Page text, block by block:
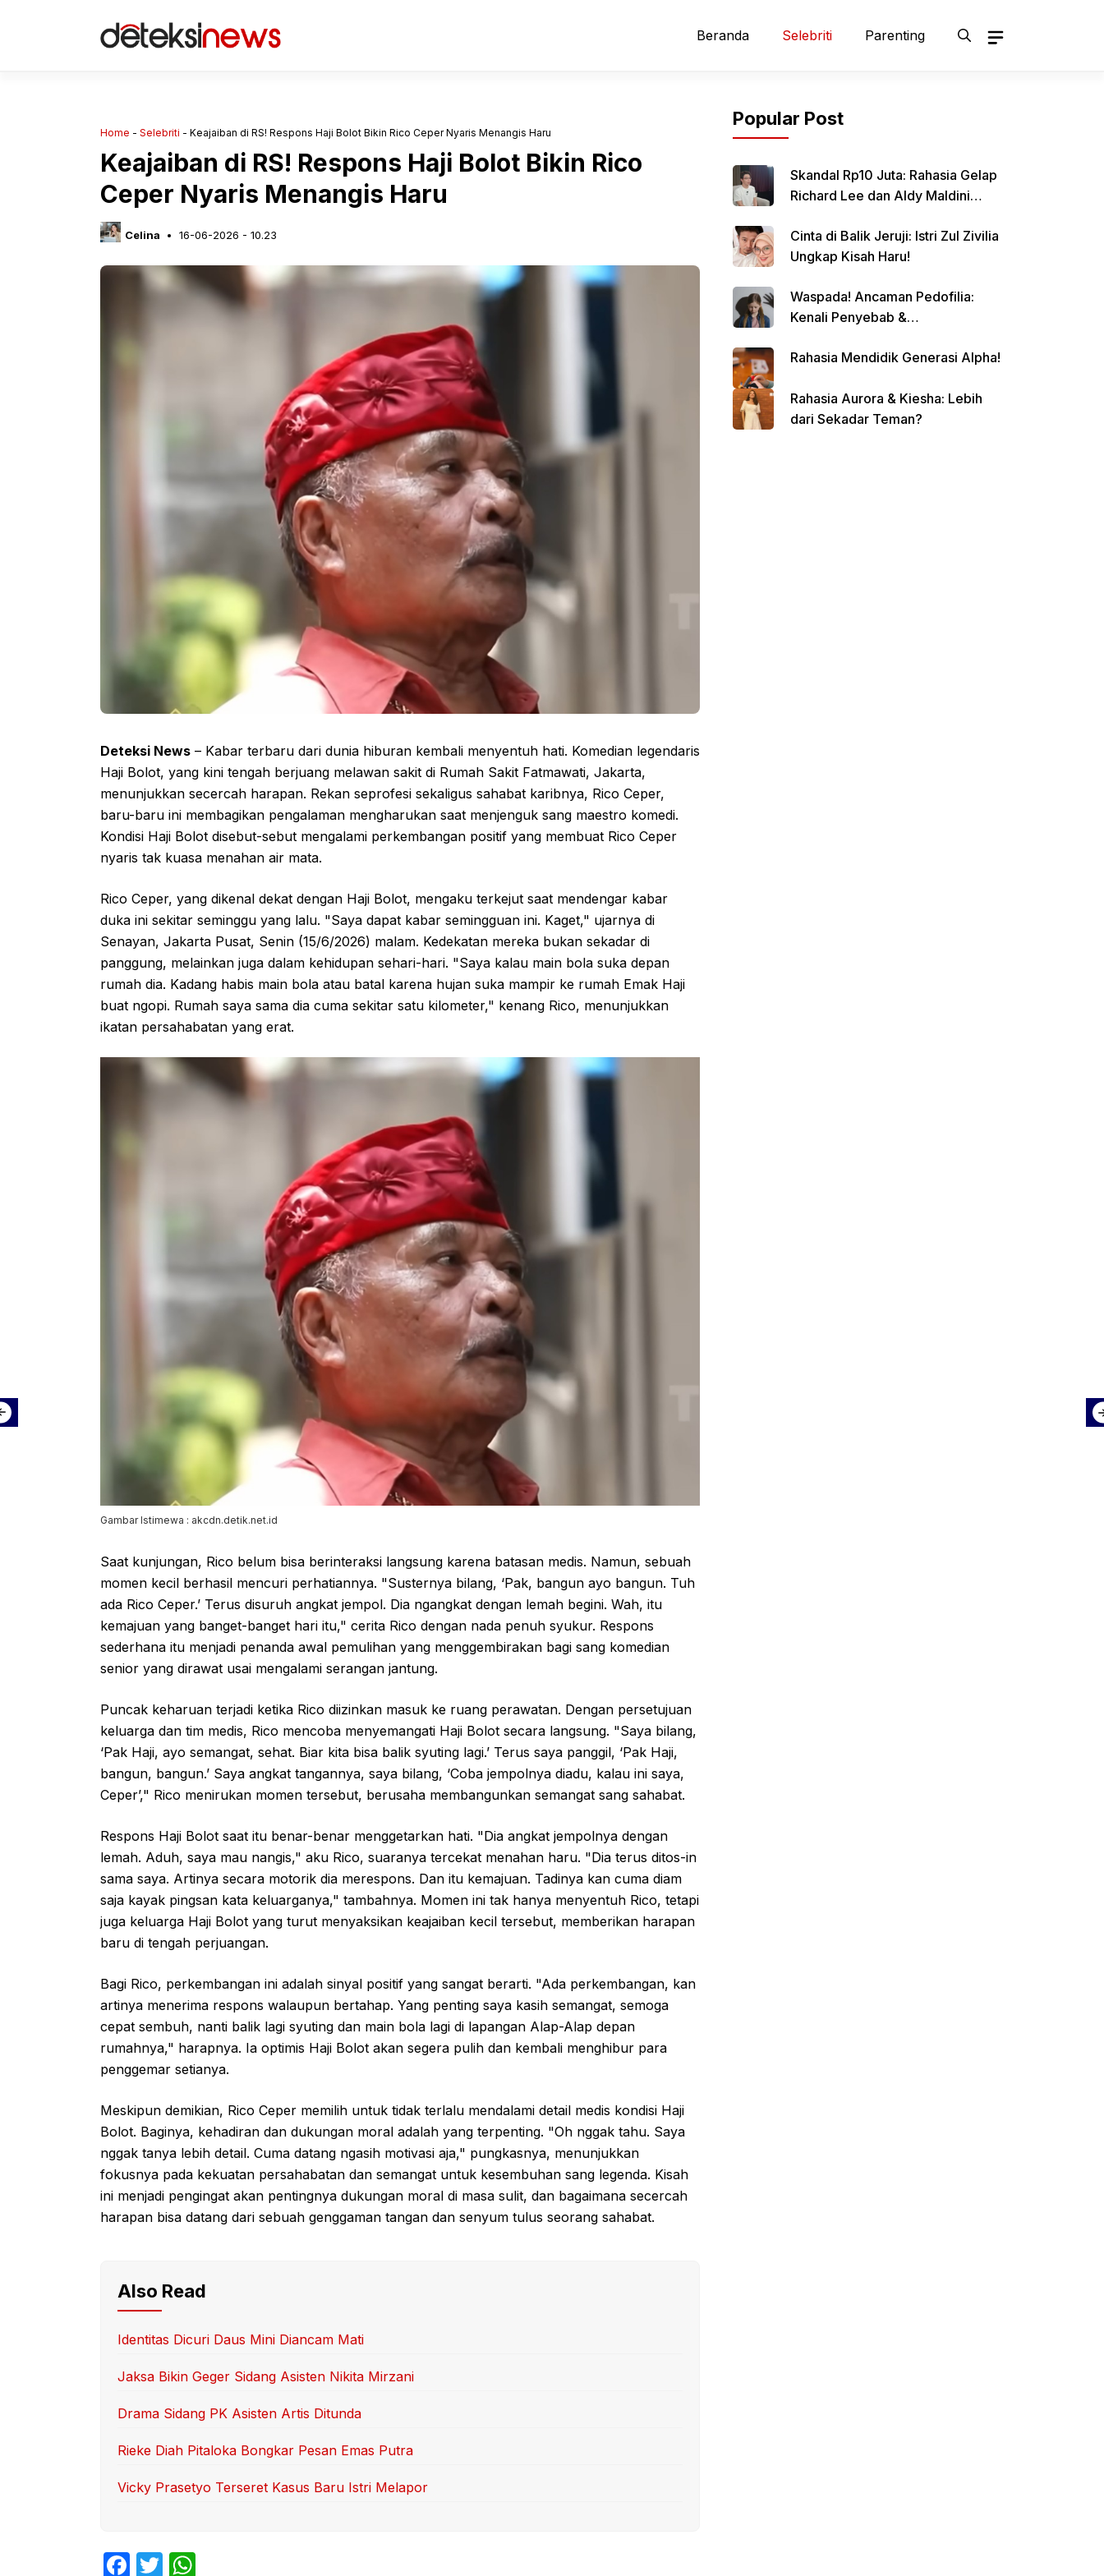
Beranda Selebriti Parenting
Home - Selebriti - Keajaiban di RS! Respons Haji Bolot Bikin Rico Ceper Nyaris Menangis Haru
Keajaiban di RS! Respons Haji Bolot Bikin Rico
Ceper Nyaris Menangis Haru
Celina 16-06-2026 - 10.23
Deteksi News – Kabar terbaru dari dunia hiburan kembali menyentuh hati. Komedian legendaris
Haji Bolot, yang kini tengah berjuang melawan sakit di Rumah Sakit Fatmawati, Jakarta,
menunjukkan secercah harapan. Rekan seprofesi sekaligus sahabat karibnya, Rico Ceper,
baru-baru ini membagikan pengalaman mengharukan saat menjenguk sang maestro komedi.
Kondisi Haji Bolot disebut-sebut mengalami perkembangan positif yang membuat Rico Ceper
nyaris tak kuasa menahan air mata.
Rico Ceper, yang dikenal dekat dengan Haji Bolot, mengaku terkejut saat mendengar kabar
duka ini sekitar seminggu yang lalu. "Saya dapat kabar semingguan ini. Kaget," ujarnya di
Senayan, Jakarta Pusat, Senin (15/6/2026) malam. Kedekatan mereka bukan sekadar di
panggung, melainkan juga dalam kehidupan sehari-hari. "Saya kalau main bola suka depan
rumah dia. Kadang habis main bola atau batal karena hujan suka mampir ke rumah Emak Haji
buat ngopi. Rumah saya sama dia cuma sekitar satu kilometer," kenang Rico, menunjukkan
ikatan persahabatan yang erat.
Gambar Istimewa : akcdn.detik.net.id
Saat kunjungan, Rico belum bisa berinteraksi langsung karena batasan medis. Namun, sebuah
momen kecil berhasil mencuri perhatiannya. "Susternya bilang, ‘Pak, bangun ayo bangun. Tuh
ada Rico Ceper.’ Terus disuruh angkat jempol. Dia ngangkat dengan lemah begini. Wah, itu
kemajuan yang banget-banget hari itu," cerita Rico dengan nada penuh syukur. Respons
sederhana itu menjadi penanda awal pemulihan yang menggembirakan bagi sang komedian
senior yang dirawat usai mengalami serangan jantung.
Puncak keharuan terjadi ketika Rico diizinkan masuk ke ruang perawatan. Dengan persetujuan
keluarga dan tim medis, Rico mencoba menyemangati Haji Bolot secara langsung. "Saya bilang,
‘Pak Haji, ayo semangat, sehat. Biar kita bisa balik syuting lagi.’ Terus saya panggil, ‘Pak Haji,
bangun, bangun.’ Saya angkat tangannya, saya bilang, ‘Coba jempolnya diadu, kalau ini saya,
Ceper’," Rico menirukan momen tersebut, berusaha membangunkan semangat sang sahabat.
Respons Haji Bolot saat itu benar-benar menggetarkan hati. "Dia angkat jempolnya dengan
lemah. Aduh, saya mau nangis," aku Rico, suaranya tercekat menahan haru. "Dia terus ditos-in
sama saya. Artinya secara motorik dia merespons. Dan itu kemajuan. Tadinya kan cuma diam
saja kayak pingsan kata keluarganya," tambahnya. Momen ini tak hanya menyentuh Rico, tetapi
juga keluarga Haji Bolot yang turut menyaksikan keajaiban kecil tersebut, memberikan harapan
baru di tengah perjuangan.
Bagi Rico, perkembangan ini adalah sinyal positif yang sangat berarti. "Ada perkembangan, kan
artinya menerima respons walaupun bertahap. Yang penting saya kasih semangat, semoga
cepat sembuh, nanti balik lagi syuting dan main bola lagi di lapangan Alap-Alap depan
rumahnya," harapnya. Ia optimis Haji Bolot akan segera pulih dan kembali menghibur para
penggemar setianya.
Meskipun demikian, Rico Ceper memilih untuk tidak terlalu mendalami detail medis kondisi Haji
Bolot. Baginya, kehadiran dan dukungan moral adalah yang terpenting. "Oh nggak tahu. Saya
nggak tanya lebih detail. Cuma datang ngasih motivasi aja," pungkasnya, menunjukkan
fokusnya pada kekuatan persahabatan dan semangat untuk kesembuhan sang legenda. Kisah
ini menjadi pengingat akan pentingnya dukungan moral di masa sulit, dan bagaimana secercah
harapan bisa datang dari sebuah genggaman tangan dan senyum tulus seorang sahabat.
Also Read
Identitas Dicuri Daus Mini Diancam Mati
Jaksa Bikin Geger Sidang Asisten Nikita Mirzani
Drama Sidang PK Asisten Artis Ditunda
Rieke Diah Pitaloka Bongkar Pesan Emas Putra
Vicky Prasetyo Terseret Kasus Baru Istri Melapor
F
T
Popular Post
Skandal Rp10 Juta: Rahasia Gelap
Richard Lee dan Aldy Maldini
Cinta di Balik Jeruji: Istri Zul Zivilia
Ungkap Kisah Haru!
Waspada! Ancaman Pedofilia:
Kenali Penyebab &
Rahasia Mendidik Generasi Alpha!
Rahasia Aurora & Kiesha: Lebih
dari Sekadar Teman?